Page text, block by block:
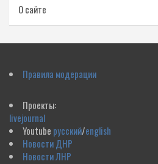
О сайте
Правила модерации
Проекты:
livejournal
Youtube русский/english
Новости ДНР
Новости ЛНР